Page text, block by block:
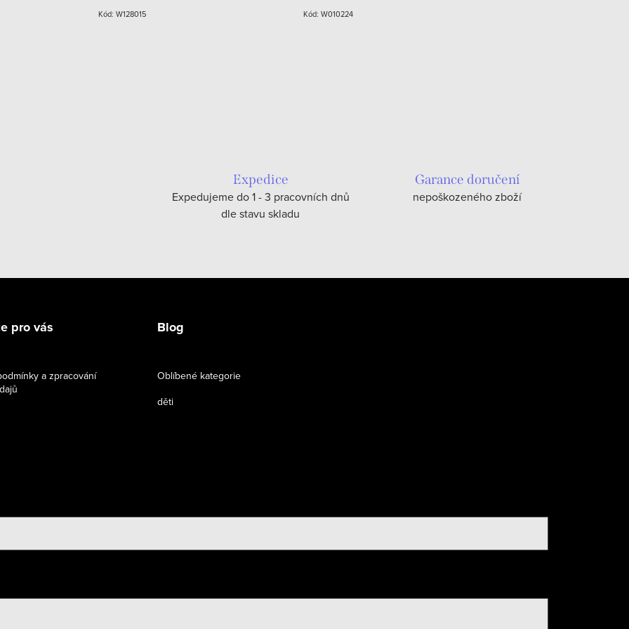
Kód: W128015 Kód: W010224
Expedice
Expedujeme do 1 - 3 pracovních dnů
dle stavu skladu
Garance doručení
nepoškozeného zboží
pro vás
a zpracování
Blog
Oblíbené kategorie
děti